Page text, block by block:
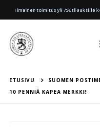
Ilmainen toimitus yli 75€ tilauksille
ETUSIVU SUOMEN
10 PENNIÄ KAPEA MERKKI!